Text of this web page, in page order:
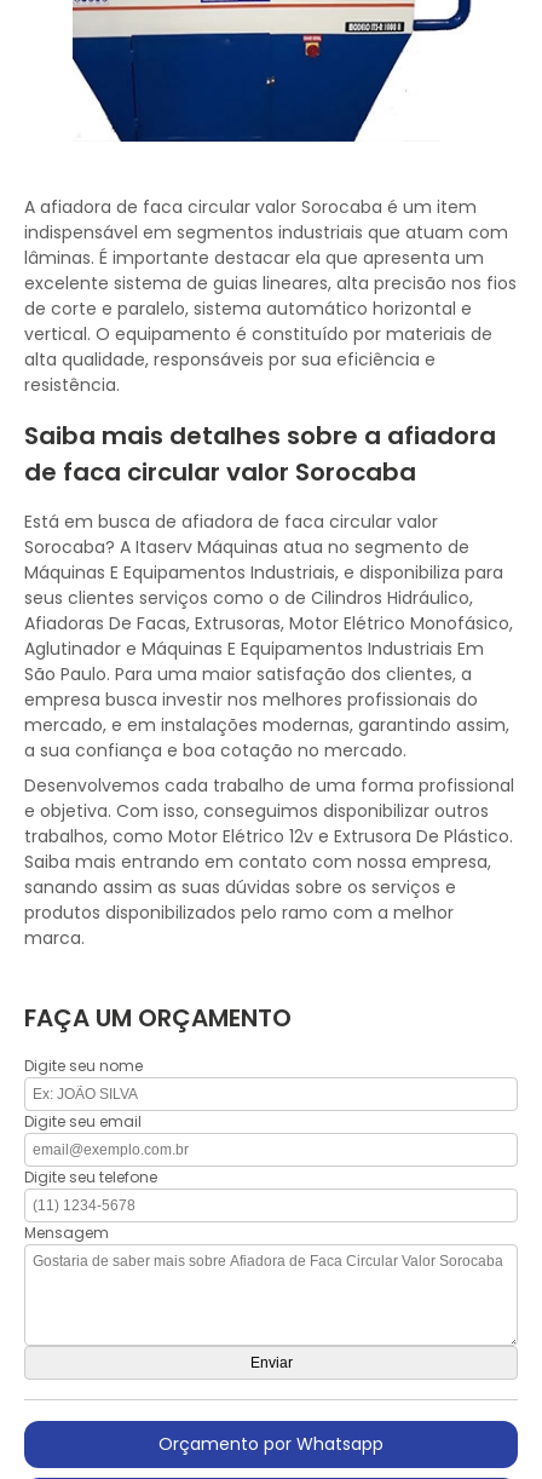
A afiadora de faca circular valor Sorocaba é um item
indispensável em segmentos industriais que atuam com
lâminas. É importante destacar ela que apresenta um
excelente sistema de guias lineares, alta precisão nos fios
de corte e paralelo, sistema automático horizontal e
vertical. O equipamento é constituído por materiais de
alta qualidade, responsáveis por sua eficiência e
resistência.
Saiba mais detalhes sobre a afiadora
de faca circular valor Sorocaba
Está em busca de afiadora de faca circular valor
Sorocaba? A Itaserv Máquinas atua no segmento de
Máquinas E Equipamentos Industriais, e disponibiliza para
seus clientes serviços como o de Cilindros Hidráulico,
Afiadoras De Facas, Extrusoras, Motor Elétrico Monofásico,
Aglutinador e Máquinas E Equipamentos Industriais Em
São Paulo. Para uma maior satisfação dos clientes, a
empresa busca investir nos melhores profissionais do
mercado, e em instalações modernas, garantindo assim,
a sua confiança e boa cotação no mercado.
Desenvolvemos cada trabalho de uma forma profissional
e objetiva. Com isso, conseguimos disponibilizar outros
trabalhos, como Motor Elétrico 12v e Extrusora De Plástico.
Saiba mais entrando em contato com nossa empresa,
sanando assim as suas dúvidas sobre os serviços e
produtos disponibilizados pelo ramo com a melhor
marca.
FAÇA UM ORÇAMENTO
Digite seu nome
Digite seu email
Digite seu telefone
Mensagem
Orçamento por Whatsapp